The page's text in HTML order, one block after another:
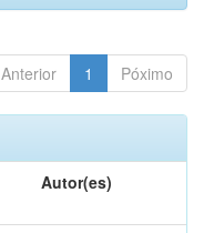
Anterior 1 Póximo
Autor(es)